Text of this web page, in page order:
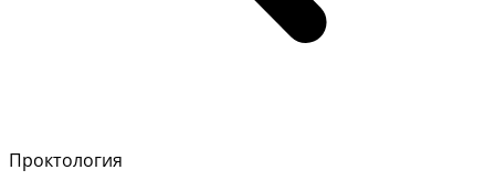
Проктология